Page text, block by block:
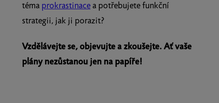
téma prokrastinacea potřebujete funkční
strategii, jak ji porazit?
Vzdělávejte se, objevujte a zkoušejte. Ať vaše
plány nezůstanou jen na papíře!